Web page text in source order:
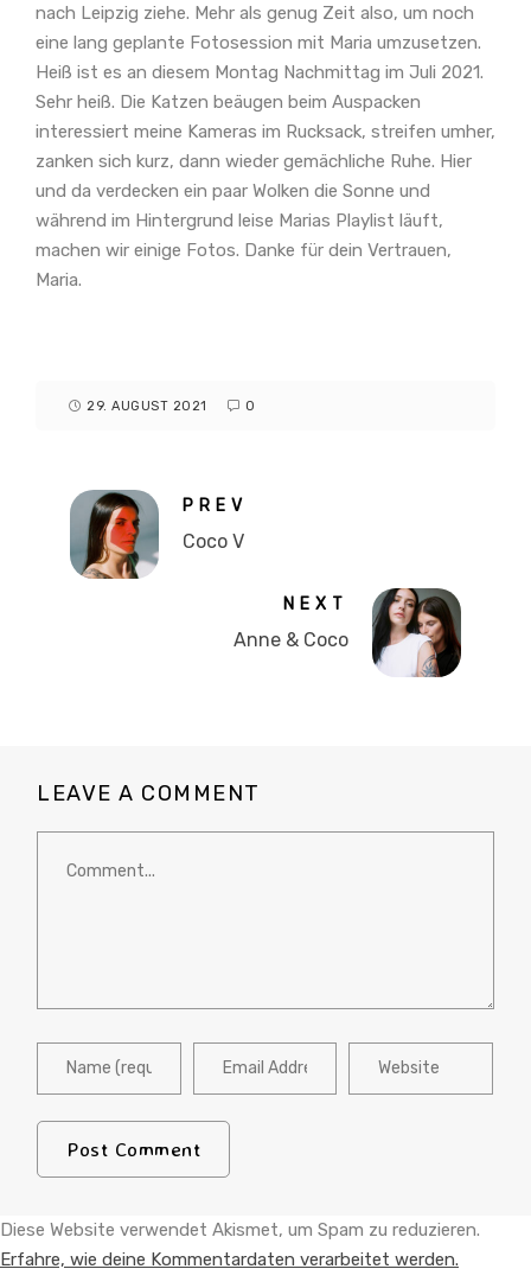
nach Leipzig ziehe. Mehr als genug Zeit also, um noch
eine lang geplante Fotosession mit Maria umzusetzen.
Heiß ist es an diesem Montag Nachmittag im Juli 2021.
Sehr heiß. Die Katzen beäugen beim Auspacken
interessiert meine Kameras im Rucksack, streifen umher,
zanken sich kurz, dann wieder gemächliche Ruhe. Hier
und da verdecken ein paar Wolken die Sonne und
während im Hintergrund leise Marias Playlist läuft,
machen wir einige Fotos. Danke für dein Vertrauen,
Maria.
29. AUGUST 2021 0
PREV
Coco V
NEXT
Anne & Coco
LEAVE A COMMENT
Diese Website verwendet Akismet, um Spam zu reduzieren.
Erfahre, wie deine Kommentardaten verarbeitet werden.